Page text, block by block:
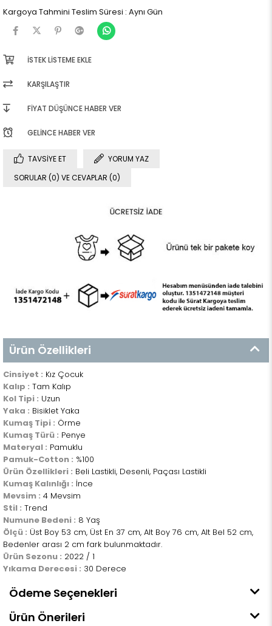
Kargoya Tahmini Teslim Süresi : Aynı Gün
İSTEK LISTEME EKLE
KARŞILAŞTIR
FIYAT DÜŞÜNCE HABER VER
GELINCE HABER VER
TAVSIYE ET
YORUM YAZ
SORULAR (0) VE CEVAPLAR (0)
Ürün Özellikleri
Cinsiyet : Kız Çocuk
Kalıp : Tam Kalıp
Kol Tipi : Uzun
Yaka : Bisiklet Yaka
Kumaş Tipi : Örme
Kumaş Türü : Penye
Materyal : Pamuklu
Pamuk-Cotton : %100
Ürün Özellikleri : Beli Lastikli, Desenli, Paçası Lastikli
Kumaş Kalınlığı : İnce
Mevsim : 4 Mevsim
Stil : Trend
Numune Bedeni : 8 Yaş
Ölçü : Üst Boy 53 cm, Üst En 37 cm, Alt Boy 76 cm, Alt Bel 52 cm,
Bedenler arası 2 cm fark bulunmaktadır.
Ürün Sezonu : 2022 / 1
Yıkama Derecesi : 30 Derece
Ödeme Seçenekleri
Ürün Önerileri